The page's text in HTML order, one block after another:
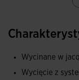
dzięki
Zaawansowana
komfort,
Wycinane w
Wycięcie z